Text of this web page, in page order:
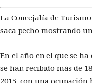
La Concejalía de
saca pecho mostrando
En el año en el que se
se han recibido más de
2015, con una